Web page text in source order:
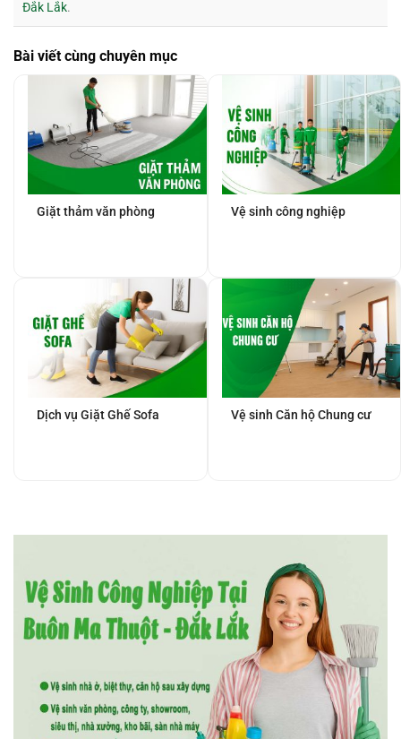
Đắk Lắk.
Bài viết cùng chuyên mục
Giặt thảm văn phòng Vệ sinh công nghiệp
Dịch vụ Giặt Ghế Sofa Vệ sinh Căn hộ Chung cư